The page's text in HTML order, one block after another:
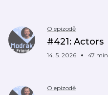
O epizodě
#421: Actors
14. 5. 2026 47 min
O epizodě